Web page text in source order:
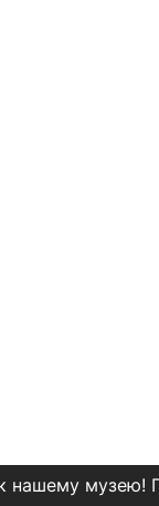
нашему музею!